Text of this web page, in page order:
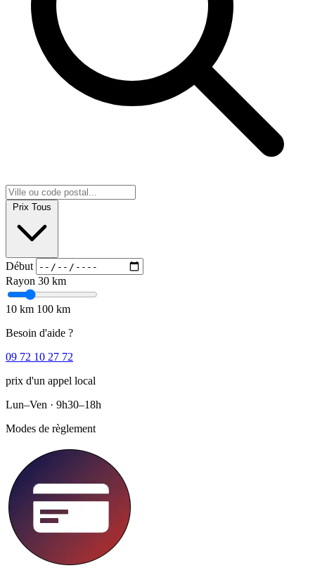
Prix Tous
Début
Rayon 30 km
10 km 100 km
Besoin d'aide ?
09 72 10 27 72
prix d'un appel local
Lun–Ven · 9h30–18h
Modes de règlement